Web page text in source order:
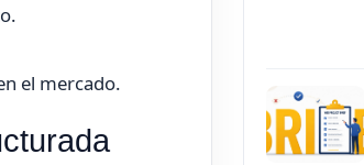
el mercado.